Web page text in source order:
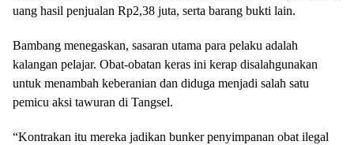
uang hasil penjualan Rp2,38 juta, serta barang bukti lain.
Bambang menegaskan, sasaran utama para pelaku adalah
kalangan pelajar. Obat-obatan keras ini kerap disalahgunakan
untuk menambah keberanian dan diduga menjadi salah satu
pemicu aksi tawuran di Tangsel.
“Kontrakan itu mereka jadikan bunker penyimpanan obat ilegal